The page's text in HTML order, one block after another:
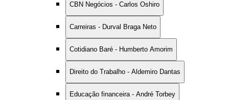
CBN Negócios - Carlos Oshiro
Carreiras - Durval Braga Neto
Cotidiano Baré - Humberto Amorim
Direito do Trabalho - Aldemiro Dantas
Educação financeira - André Torbey